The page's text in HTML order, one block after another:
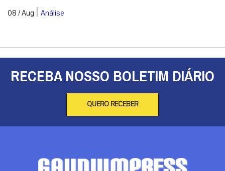
08 / Aug | Análise
RECEBA NOSSO BOLETIM DIÁRIO
QUERO RECEBER